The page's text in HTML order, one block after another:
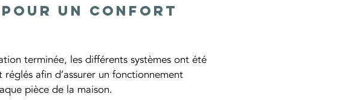
un confort
terminée, les différents systèmes ont été
réglés afin d’assurer un fonctionnement
pièce de la maison.